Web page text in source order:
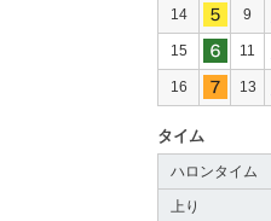
14 9
15 11
16 13
タイム
ハロンタイム
上り